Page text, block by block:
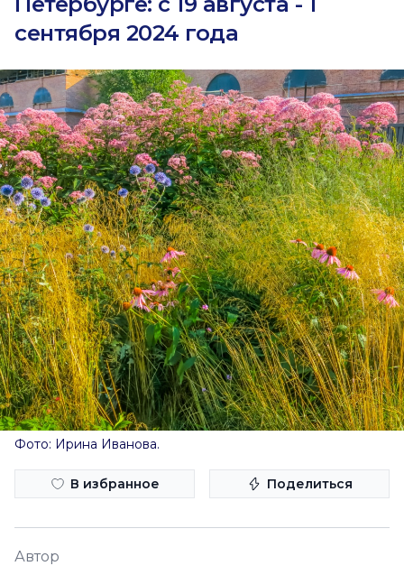
сентября 2024 года
Фото: Ирина Иванова.
В избранное Поделиться
Автор